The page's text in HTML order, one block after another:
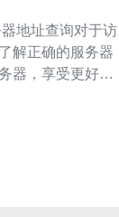
解正确的服务器
器，享受更好的
服务提供商或相